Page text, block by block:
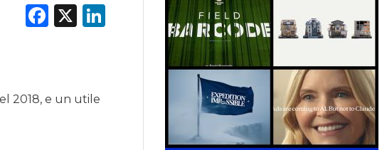
Facebook
X LinkedIn
2018, e un utile